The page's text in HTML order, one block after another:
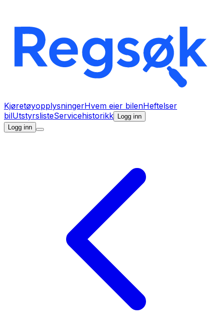
KjøretøyopplysningerHvem eier bilenHeftelser
bilUtstyrslisteServicehistorikk Logg inn
Logg inn